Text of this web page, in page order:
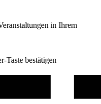
in Ihrem
Taste bestätigen